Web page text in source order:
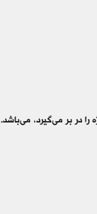
را در بر می‌گیرد، می‌باشد.